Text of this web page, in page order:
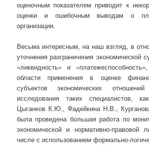
оценочным показателем приводит к
оценки и ошибочным выводам о
организации.
Весьма интересным, на наш взгляд, в
уточнения разграничения экономической
«ликвидность» и
области применения в оценке
субъектов экономических отношений
исследования таких специалистов,
Цыганков К.Ю., Фадейкина Н.В.,
была проведена большая работа по
экономической и нормативно-правовой
числе с использованием формально-